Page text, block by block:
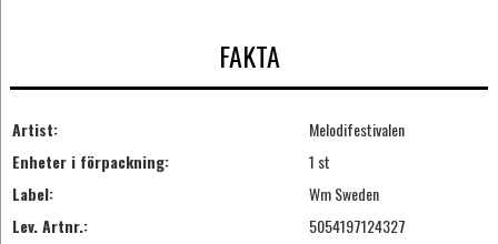
FAKTA
Artist:
Melodifestivalen
Enheter i förpackning:
1 st
Label:
Wm Sweden
Lev. Artnr.:
5054197124327